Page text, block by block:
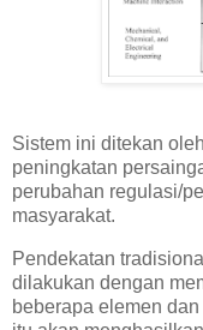
Sistem ini ditekan
peningkatan
perubahan regulasi/
masyarakat.
Pendekatan
dilakukan dengan
beberapa elemen